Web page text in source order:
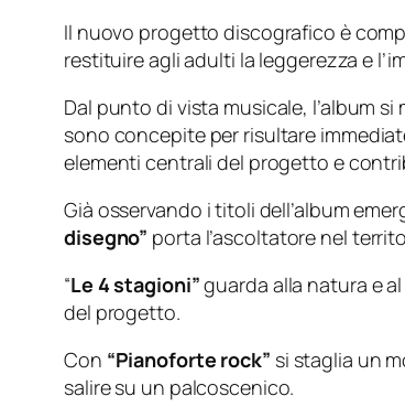
Il nuovo progetto discografico è
restituire agli adulti la leggerezza e
Dal punto di vista musicale, l’album
sono concepite per risultare
elementi centrali del progetto e
Già osservando i titoli dell’album
disegno” porta l’ascoltatore nel
“Le 4 stagioni”guarda alla natura e
del progetto.
Con “Pianoforte rock” si staglia un
salire su un palcoscenico.